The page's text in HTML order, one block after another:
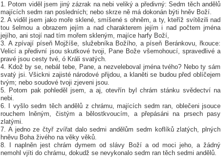
1. Potom viděl jsem jiný zázrak na nebi veliký a předivný: Sedm těch andělů
majících sedm ran posledních; nebo skrze ně má dokonán býti hněv Boží.
2. A viděl jsem jako moře sklené, smíšené s ohněm, a ty, kteříž svítězili nad
tou šelmou a obrazem jejím a nad charakterem jejím i nad počtem jména
jejího, ani stojí nad tím mořem skleným, majíce harfy Boží,
3. A zpívají píseň Mojžíše, služebníka Božího, a píseň Beránkovu, řkouce:
Velicí a předivní jsou skutkové tvoji, Pane Bože všemohoucí, spravedlivé a
pravé jsou cesty tvé, ó Králi svatých.
4. Kdož by se, nebál tebe, Pane, a nezveleboval jména tvého? Nebo ty sám
svatý jsi. Všickni zajisté národové přijdou, a klaněti se budou před oblíčejem
tvým; nebo soudové tvoji zjeveni jsou.
5. Potom pak pohleděl jsem, a aj, otevřín byl chrám stánku svědectví na
nebi.
6. I vyšlo sedm těch andělů z chrámu, majících sedm ran, oblečeni jsouce
rouchem lněným, čistým a bělostkvoucím, a přepásáni na prsech pasy
zlatými.
7. A jedno ze čtyř zvířat dalo sedmi andělům sedm koflíků zlatých, plných
hněvu Boha živého na věky věků.
8. I naplněn jest chrám dymem od slávy Boží a od moci jeho, a žádný
nemohl vjíti do chrámu, dokudž se nevykonalo sedm ran těch sedmi andělů.